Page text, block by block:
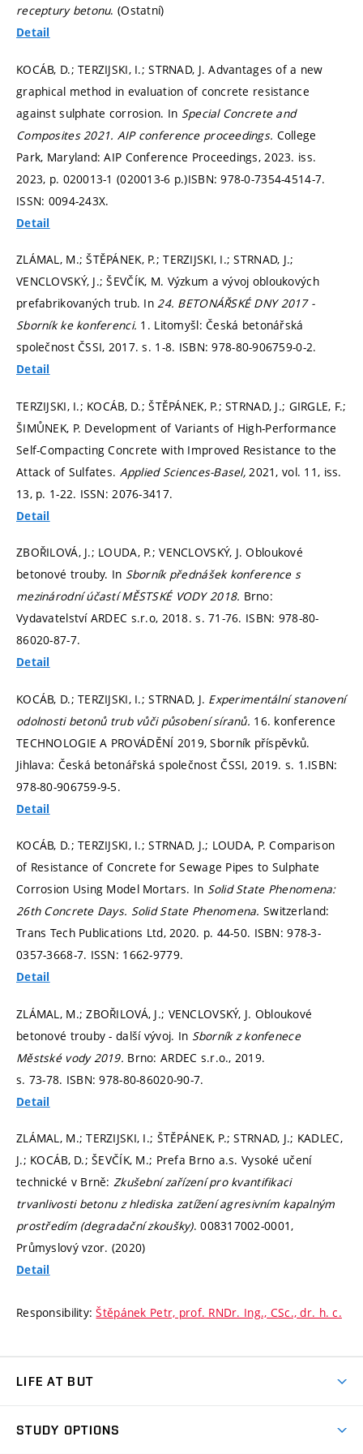
receptury betonu. (Ostatní)
Detail
KOCÁB, D.; TERZIJSKI, I.; STRNAD, J. Advantages of a new
graphical method in evaluation of concrete resistance
against sulphate corrosion. In Special Concrete and
Composites 2021. AIP conference proceedings. College
Park, Maryland: AIP Conference Proceedings, 2023. iss.
2023, p. 020013-1 (020013-6 p.)ISBN: 978-0-7354-4514-7.
ISSN: 0094-243X.
Detail
ZLÁMAL, M.; ŠTĚPÁNEK, P.; TERZIJSKI, I.; STRNAD, J.;
VENCLOVSKÝ, J.; ŠEVČÍK, M. Výzkum a vývoj obloukových
prefabrikovaných trub. In24. BETONÁŘSKÉ DNY 2017 -
Sborník ke konferenci. 1. Litomyšl: Česká betonářská
společnost ČSSI, 2017.s. 1-8. ISBN: 978-80-906759-0-2.
Detail
TERZIJSKI, I.; KOCÁB, D.; ŠTĚPÁNEK, P.; STRNAD, J.; GIRGLE, F.;
ŠIMŮNEK, P. Development of Variants of High-Performance
Self-Compacting Concrete with Improved Resistance to the
Attack of Sulfates. Applied Sciences-Basel, 2021, vol. 11, iss.
13, p. 1-22. ISSN: 2076-3417.
Detail
ZBOŘILOVÁ, J.; LOUDA, P.; VENCLOVSKÝ, J. Obloukové
betonové trouby. In Sborník přednášek konference s
mezinárodní účastí MĚSTSKÉ VODY 2018. Brno:
Vydavatelství ARDEC s.r.o, 2018.s. 71-76. ISBN: 978-80-
86020-87-7.
Detail
KOCÁB, D.; TERZIJSKI, I.; STRNAD, J. Experimentální stanovení
odolnosti betonů trub vůči působení síranů. 16. konference
TECHNOLOGIE A PROVÁDĚNÍ 2019, Sborník příspěvků.
Jihlava: Česká betonářská společnost ČSSI, 2019. s. 1.ISBN:
978-80-906759-9-5.
Detail
KOCÁB, D.; TERZIJSKI, I.; STRNAD, J.; LOUDA, P. Comparison
of Resistance of Concrete for Sewage Pipes to Sulphate
Corrosion Using Model Mortars. In Solid State Phenomena:
26th Concrete Days. Solid State Phenomena.Switzerland:
Trans Tech Publications Ltd, 2020. p. 44-50. ISBN: 978-3-
0357-3668-7. ISSN: 1662-9779.
Detail
ZLÁMAL, M.; ZBOŘILOVÁ, J.; VENCLOVSKÝ, J. Obloukové
betonové trouby - další vývoj. In Sborník z konfenece
Městské vody 2019. Brno: ARDEC s.r.o., 2019.
s. 73-78. ISBN: 978-80-86020-90-7.
Detail
ZLÁMAL, M.; TERZIJSKI, I.; ŠTĚPÁNEK, P.; STRNAD, J.; KADLEC,
J.; KOCÁB, D.; ŠEVČÍK, M.; Prefa Brno a.s. Vysoké učení
technické v Brně:Zkušební zařízení pro kvantifikaci
trvanlivosti betonu z hlediska zatížení agresivním kapalným
prostředím (degradační zkoušky). 008317002-0001,
Průmyslový vzor. (2020)
Detail
Responsibility:Štěpánek Petr, prof. RNDr. Ing., CSc., dr. h. c.
LIFE AT BUT
STUDY OPTIONS